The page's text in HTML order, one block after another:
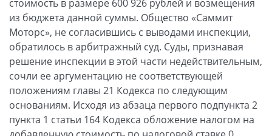
стоимость в размере 600 926 рублей и возмещения
из бюджета данной суммы. Общество «Саммит
Моторс», не согласившись с выводами инспекции,
обратилось в арбитражный суд. Суды, признавая
решение инспекции в этой части недействительным,
сочли ее аргументацию не соответствующей
положениям главы 21 Кодекса по следующим
основаниям. Исходя из абзаца первого подпункта 2
пункта 1 статьи 164 Кодекса обложение налогом на